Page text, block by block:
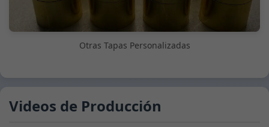
Otras Tapas Personalizadas
Videos de Producción